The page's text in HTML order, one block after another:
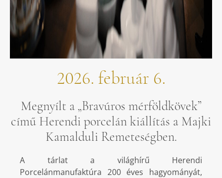
2026. február 6.
Megnyílt a „Bravúros mérföldkövek”
című Herendi porcelán kiállítás a Majki
Kamalduli Remeteségben.
A tárlat a világhírű Herendi
Porcelánmanufaktúra 200 éves hagyományát,